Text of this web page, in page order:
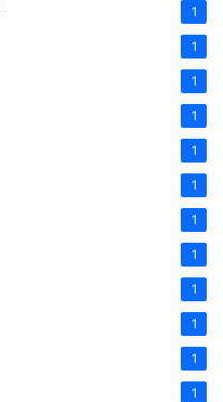
1
1
1
1
1
1
1
1
1
1
1
1